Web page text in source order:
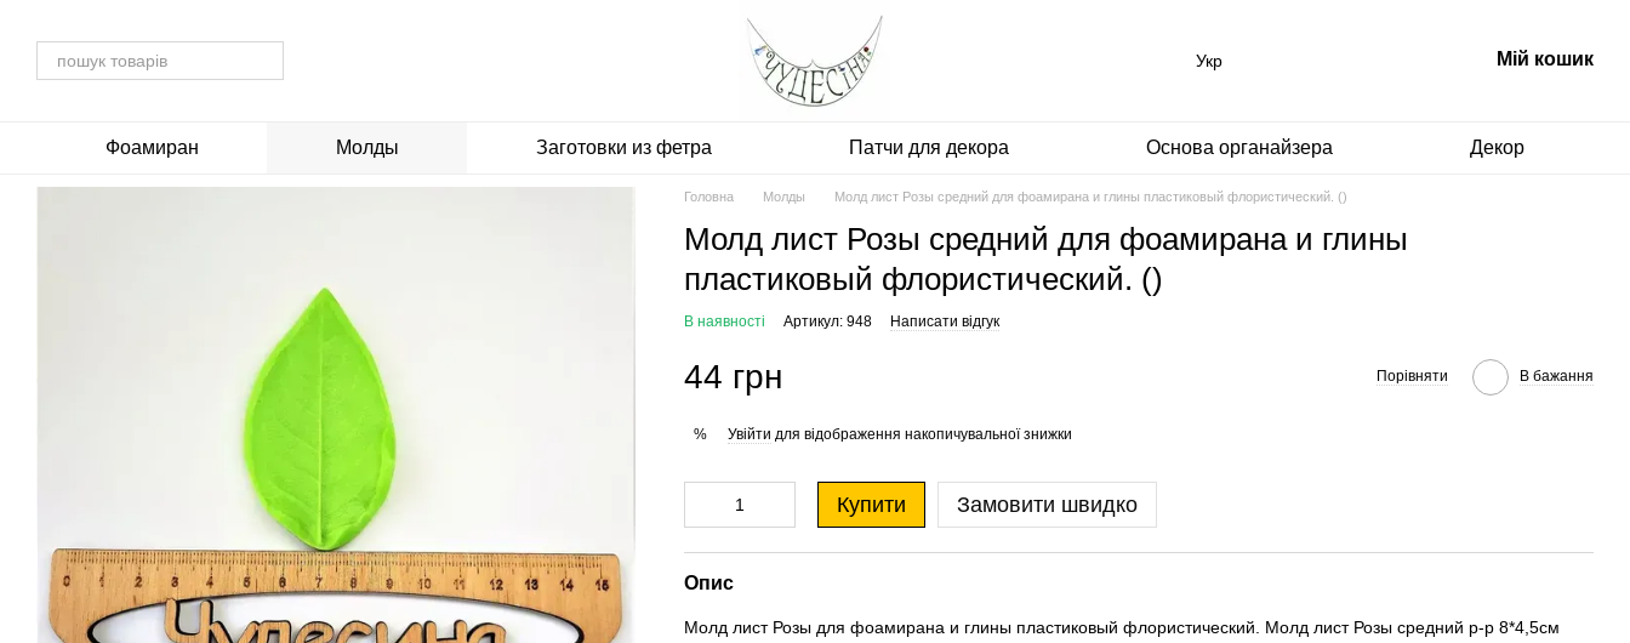
Укр Мій кошик
Фоамиран Молды Заготовки из фетра Патчи для декора Основа органайзера Декор
Головна Молды Молд лист Розы средний для фоамирана и глины пластиковый флористический. ()
Молд лист Розы средний для фоамирана и глины
пластиковый флористический. ()
В наявності Артикул: 948 Написати відгук
44 грн Порівняти В бажання
% Увійти для відображення накопичувальної знижки
Купити Замовити швидко
Опис
Молд лист Розы для фоамирана и глины пластиковый флористический. Молд лист Розы средний р-р 8*4,5см